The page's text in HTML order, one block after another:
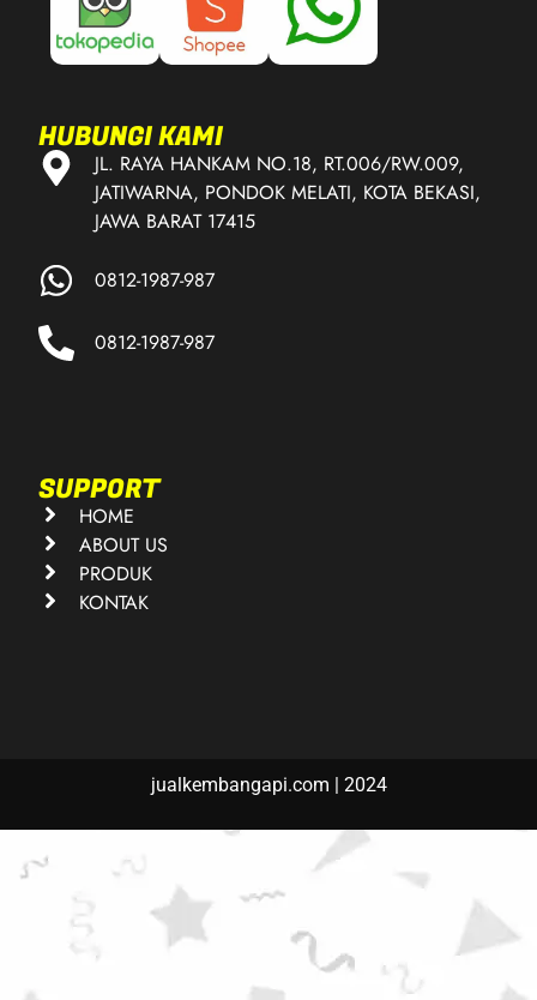
HUBUNGI KAMI
JL. RAYA HANKAM NO.18, RT.006/RW.009,
JATIWARNA, PONDOK MELATI, KOTA BEKASI,
JAWA BARAT 17415
0812-1987-987
0812-1987-987
SUPPORT
HOME
ABOUT US
PRODUK
KONTAK
jualkembangapi.com | 2024